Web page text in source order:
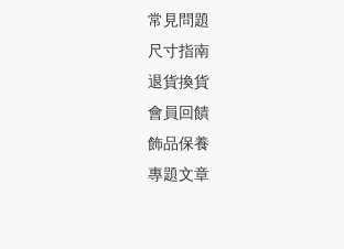
常見問題
尺寸指南
退貨換貨
會員回饋
飾品保養
專題文章